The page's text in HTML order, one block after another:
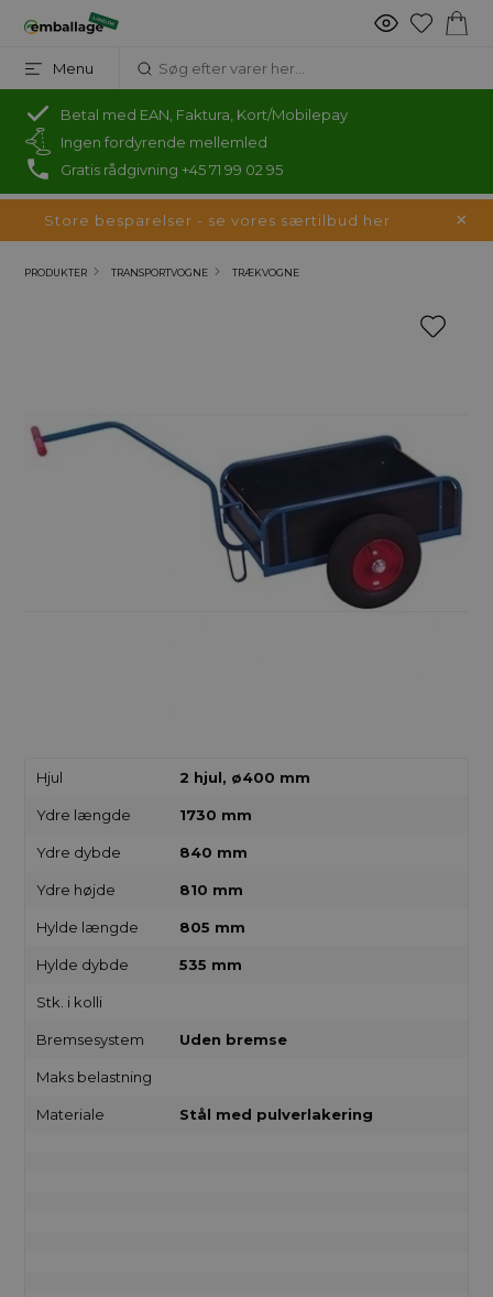
Menu
Betal med EAN, Faktura, Kort/Mobilepay
Ingen fordyrende mellemled
Gratis rådgivning +45 71 99 02 95
Store besparelser - se vores særtilbud her
PRODUKTER TRANSPORTVOGNE TRÆKVOGNE
Hjul 2 hjul, ø400 mm
Ydre længde 1730 mm
Ydre dybde 840 mm
Ydre højde 810 mm
Hylde længde 805 mm
Hylde dybde 535 mm
Stk. i kolli
Bremsesystem Uden bremse
Maks belastning
Materiale Stål med pulverlakering